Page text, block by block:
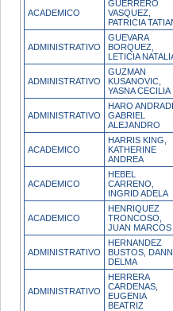
ACADEMICO
GUERRERO
VASQUEZ,
PATRICIA
ADMINISTRATIVO
GUEVARA
BORQUEZ,
LETICIA
ADMINISTRATIVO
GUZMAN
KUSANOVIC,
YASNA CECILIA
ADMINISTRATIVO
HARO
GABRIEL
ALEJANDRO
ACADEMICO
HARRIS KING,
KATHERINE
ANDREA
ACADEMICO
HEBEL
CARRENO,
INGRID ADELA
ACADEMICO
HENRIQUEZ
TRONCOSO,
JUAN MARCOS
ADMINISTRATIVO
HERNANDEZ
BUSTOS,
DELMA
ADMINISTRATIVO
HERRERA
CARDENAS,
EUGENIA
BEATRIZ